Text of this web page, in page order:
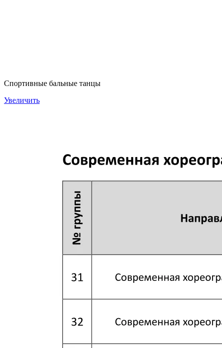
Спортивные бальные танцы
Увеличить